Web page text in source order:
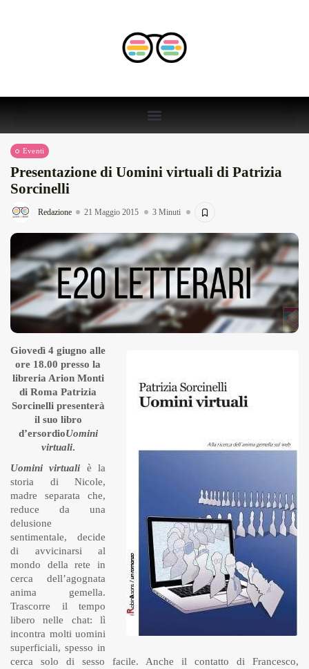
Eventi
Presentazione di Uomini virtuali di Patrizia
Sorcinelli
Redazione 21 Maggio 2015 3 Minuti
Giovedì 4 giugno alle
ore 18.00 presso la
libreria Arion Monti
di Roma Patrizia
Sorcinelli presenterà
il suo libro
d’ersordioUomini
virtuali.
Uomini virtuali è la
storia di Nicole,
madre separata che,
reduce da una
delusione
sentimentale, decide
di avvicinarsi al
mondo della rete in
cerca dell’agognata
anima gemella.
Trascorre il tempo
libero nelle chat: lì
incontra molti uomini
superficiali, spesso in
cerca solo di sesso facile. Anche il contatto di Francesco,